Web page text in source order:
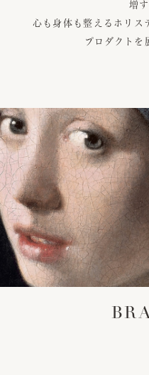
増
心も身体も整えるホリス
プロダクトを